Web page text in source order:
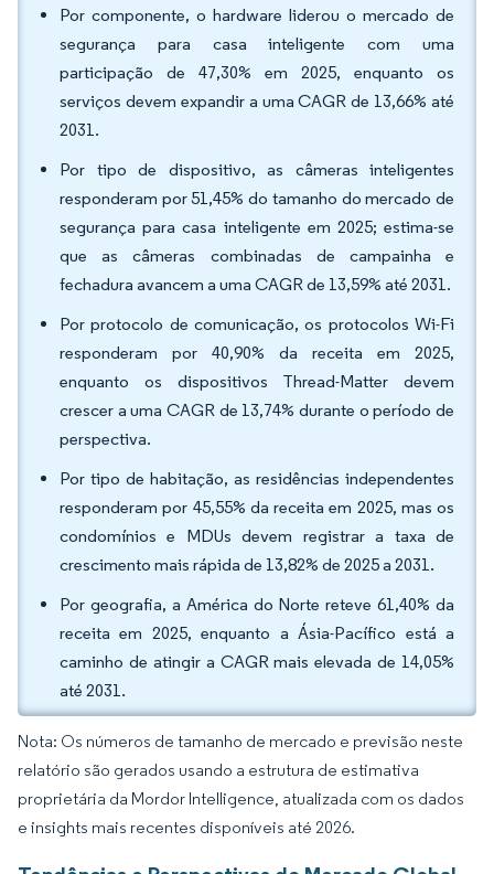
Por componente, o hardware liderou o mercado de
segurança para casa inteligente com uma
participação de 47,30% em 2025, enquanto os
serviços devem expandir a uma CAGR de 13,66% até
2031.
Por tipo de dispositivo, as câmeras inteligentes
responderam por 51,45% do tamanho do mercado de
segurança para casa inteligente em 2025; estima-se
que as câmeras combinadas de campainha e
fechadura avancem a uma CAGR de 13,59% até 2031.
Por protocolo de comunicação, os protocolos Wi-Fi
responderam por 40,90% da receita em 2025,
enquanto os dispositivos Thread-Matter devem
crescer a uma CAGR de 13,74% durante o período de
perspectiva.
Por tipo de habitação, as residências independentes
responderam por 45,55% da receita em 2025, mas os
condomínios e MDUs devem registrar a taxa de
crescimento mais rápida de 13,82% de 2025 a 2031.
Por geografia, a América do Norte reteve 61,40% da
receita em 2025, enquanto a Ásia-Pacífico está a
caminho de atingir a CAGR mais elevada de 14,05%
até 2031.
Nota: Os números de tamanho de mercado e previsão neste
relatório são gerados usando a estrutura de estimativa
proprietária da Mordor Intelligence, atualizada com os dados
e insights mais recentes disponíveis até 2026.